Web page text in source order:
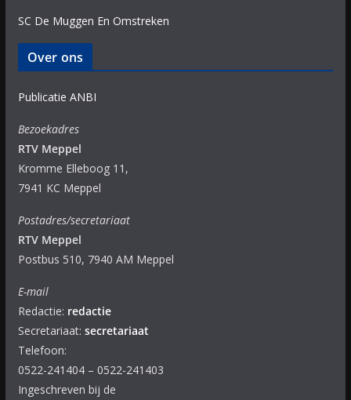
SC De Muggen En Omstreken
Over ons
Publicatie ANBI
Bezoekadres
RTV Meppel
Kromme Elleboog 11,
7941 KC Meppel
Postadres/secretariaat
RTV Meppel
Postbus 510, 7940 AM Meppel
E-mail
Redactie: redactie
Secretariaat: secretariaat
Telefoon:
0522-241404 – 0522-241403
Ingeschreven bij de